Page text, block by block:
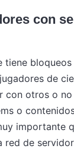
con
tiene
de
con otros o
o
importante
red de